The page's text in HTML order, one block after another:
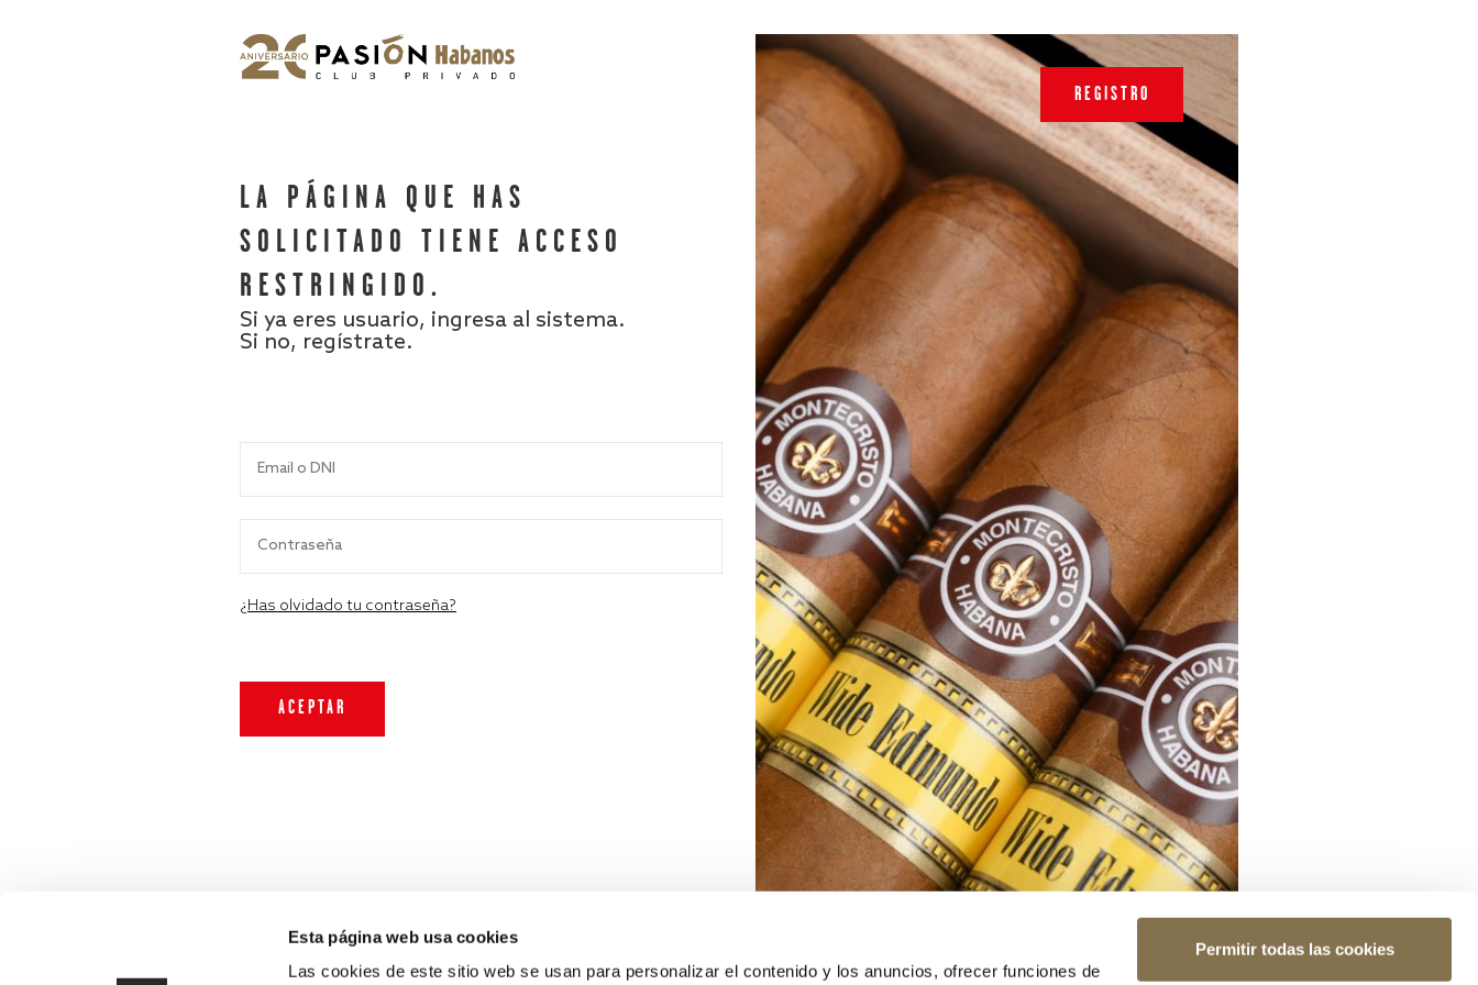
Esta página web usa cookies
Las cookies de este sitio web se usan para personalizar el contenido y los anuncios, ofrecer funciones de
Permitir todas las cookies
LA PÁGINA QUE HAS
SOLICITADO TIENE ACCESO
RESTRINGIDO.
Si ya eres usuario, ingresa al sistema.
Si no, regístrate.
¿Has olvidado tu contraseña?
REGISTRO